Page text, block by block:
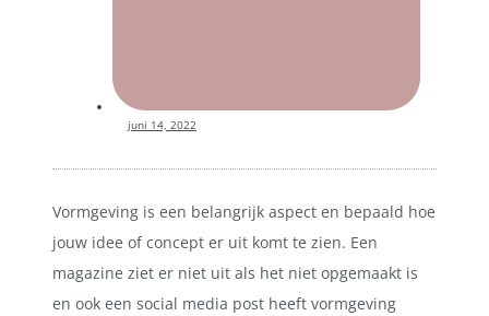
juni 14, 2022
Vormgeving is een belangrijk aspect en bepaald hoe
jouw idee of concept er uit komt te zien. Een
magazine ziet er niet uit als het niet opgemaakt is
en ook een social media post heeft vormgeving